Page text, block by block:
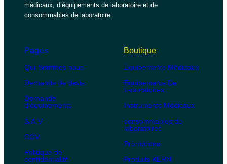
médicaux, d’équipements de laboratoire et de
consommables de laboratoire.
Pages
Qui Sommes nous
Demande de devis
Demande
d'équipements
S.A.V
CGV
Politique de
confidentialité
Boutique
Équipements Médicaux
Équipements De
Laboratoires
Instruments Médicaux
consommables de
laboratoires
Promotions
Produits KERN